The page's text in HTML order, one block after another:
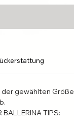
gewählten Größe
BALLERINA TIPS: